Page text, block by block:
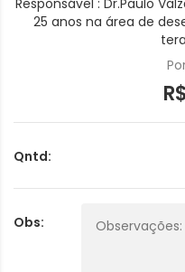
25 anos na área de
Qntd:
Obs: